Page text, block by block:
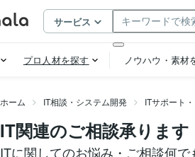
ホーム IT相談・システム開発 ITサポート
IT関連のご相談承ります
ITに関してのお悩み・ご相談何で